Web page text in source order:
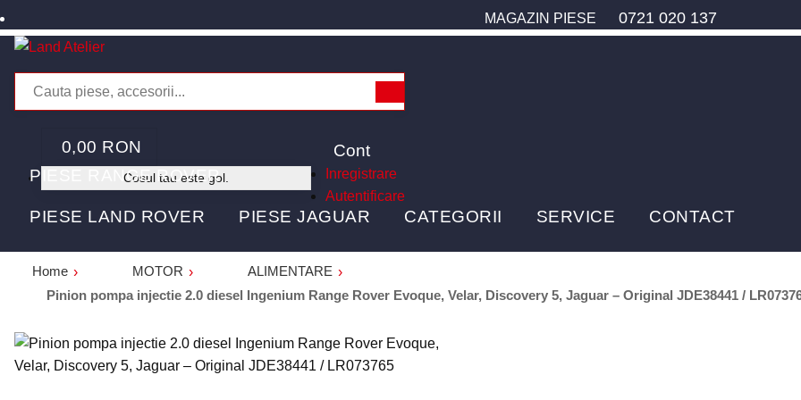
MAGAZIN PIESE 0721 020 137
Cont
Inregistrare
Autentificare
0,00 RON
Cosul tau este gol.
PIESE RANGE ROVER
PIESE LAND ROVER PIESE JAGUAR CATEGORII SERVICE CONTACT
Home MOTOR
ALIMENTARE
Pinion pompa injectie 2.0 diesel Ingenium Range Rover Evoque, Velar, Discovery 5, Jaguar – Original JDE38441 /